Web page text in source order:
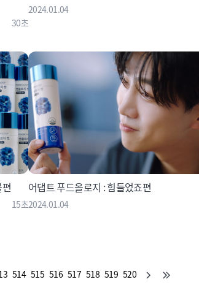
30초
2024.01.04
15초
어댑트 푸드올로지 : 힘들었죠편
2024.01.04
514 515 516 517 518 519 520